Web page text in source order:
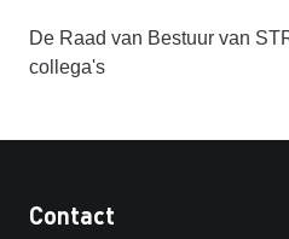
De Raad van Bestuur van
collega's
Contact